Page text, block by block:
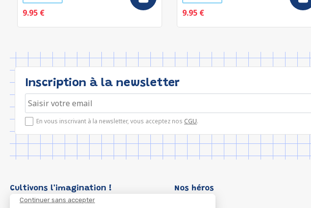
Continuer sans accepter
9.95 € 9.95 €
Inscription à la newsletter
En vous inscrivant à la newsletter, vous acceptez nos CGU.
Cultivons l'imagination ! Nos héros